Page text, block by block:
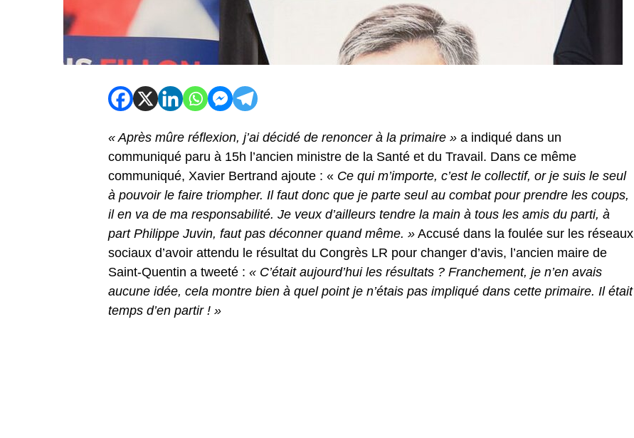
« Après mûre réflexion, j’ai décidé de renoncer à la primaire » a indiqué dans un
communiqué paru à 15h l’ancien ministre de la Santé et du Travail. Dans ce même
communiqué, Xavier Bertrand ajoute : « Ce qui m’importe, c’est le collectif, or je suis le seul
à pouvoir le faire triompher. Il faut donc que je parte seul au combat pour prendre les coups,
il en va de ma responsabilité. Je veux d’ailleurs tendre la main à tous les amis du parti, à
part Philippe Juvin, faut pas déconner quand même. » Accusé dans la foulée sur les réseaux
sociaux d’avoir attendu le résultat du Congrès LR pour changer d’avis, l’ancien maire de
Saint-Quentin a tweeté : « C’était aujourd’hui les résultats ? Franchement, je n’en avais
aucune idée, cela montre bien à quel point je n’étais pas impliqué dans cette primaire. Il était
temps d’en partir ! »